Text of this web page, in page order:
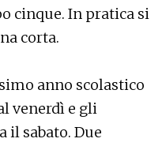
cinque. In pratica si
corta.
anno scolastico
venerdì e gli
il sabato. Due